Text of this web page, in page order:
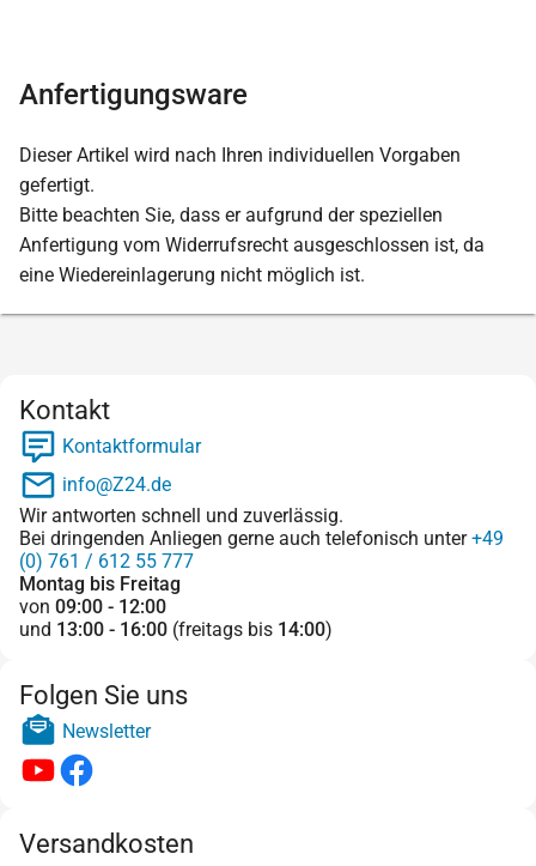
Anfertigungsware
Dieser Artikel wird nach Ihren individuellen Vorgaben
gefertigt.
Bitte beachten Sie, dass er aufgrund der speziellen
Anfertigung vom Widerrufsrecht ausgeschlossen ist, da
eine Wiedereinlagerung nicht möglich ist.
Kontakt
Kontaktformular
info@Z24.de
Wir antworten schnell und zuverlässig.
Bei dringenden Anliegen gerne auch telefonisch unter+49
(0) 761 / 612 55 777
Montag bis Freitag
von 09:00 - 12:00
und 13:00 - 16:00 (freitags bis 14:00)
Folgen Sie uns
Newsletter
Versandkosten